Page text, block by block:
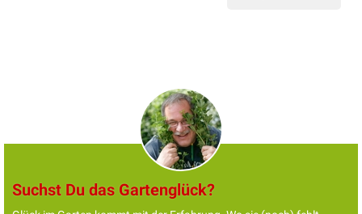
Suchst Du das Gartenglück?